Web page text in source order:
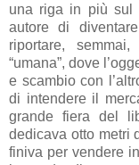
una riga in più sul
autore di
riportare,
“umana”, dove
e scambio con
di intendere il
grande fiera del
dedicava otto metri
finiva per vendere